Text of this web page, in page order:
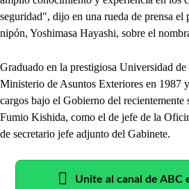
seguridad", dijo en una rueda de prensa el
nipón, Yoshimasa Hayashi, sobre el
Graduado en la prestigiosa Universidad
Ministerio de Asuntos Exteriores en 1987
cargos bajo el Gobierno del
Fumio Kishida, como el de jefe de la
de secretario jefe adjunto del Gabinete.
Unite al canal de ABC